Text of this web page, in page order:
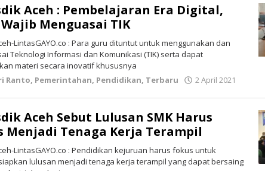
Aceh : Pembelajaran Era Digital,
Menguasai TIK
LintasGAYO.co : Para guru dituntut untuk menggunakan dan
Teknologi Informasi dan Komunikasi (TIK) serta dapat
materi secara inovatif khususnya
Ranto, Pemerintahan, Pendidikan, Terbaru 2 April 2021
Aceh Sebut Lulusan SMK Harus
Menjadi Tenaga Kerja Terampil
LintasGAYO.co : Pendidikan kejuruan harus fokus untuk
lulusan menjadi tenaga kerja terampil yang dapat bersaing